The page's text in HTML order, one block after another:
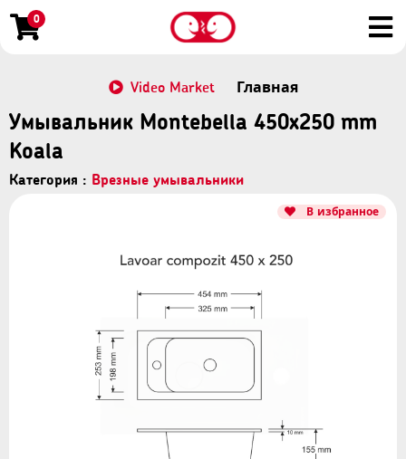
0
Video Market Главная
Умывальник Montebella 450x250 mm
Koala
Категория : Врезные умывальники
В избранное